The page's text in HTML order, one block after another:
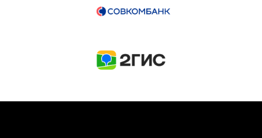
CONVERSATIONS